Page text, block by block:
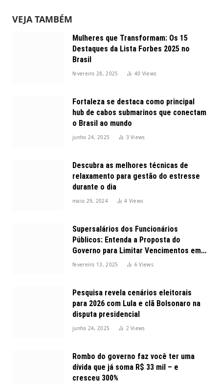
VEJA TAMBÉM
Mulheres que Transformam: Os 15
Destaques da Lista Forbes 2025 no
Brasil
fevereiro 28, 2025 40 Views
Fortaleza se destaca como principal
hub de cabos submarinos que conectam
o Brasil ao mundo
junho 24, 2025 3Views
Descubra as melhores técnicas de
relaxamento para gestão do estresse
durante o dia
maio 29, 2024 4 Views
Supersalários dos Funcionários
Públicos: Entenda a Proposta do
Governo para Limitar Vencimentos em
2025
fevereiro 13, 2025 6Views
Pesquisa revela cenários eleitorais
para 2026 com Lula e clã Bolsonaro na
disputa presidencial
junho 24, 2025 2Views
Rombo do governo faz você ter uma
dívida que já soma R$ 33 mil – e
cresceu 300%